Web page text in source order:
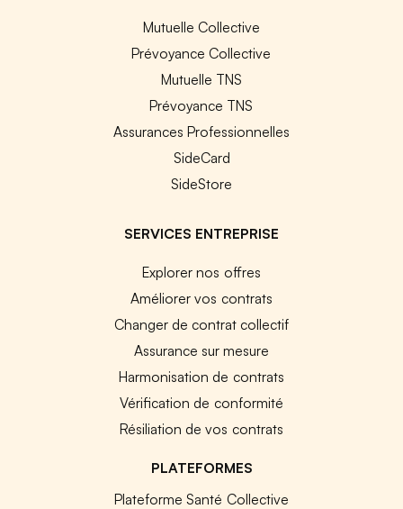
Mutuelle Collective
Prévoyance Collective
Mutuelle TNS
Prévoyance TNS
Assurances Professionnelles
SideCard
SideStore
SERVICES ENTREPRISE
Explorer nos offres
Améliorer vos contrats
Changer de contrat collectif
Assurance sur mesure
Harmonisation de contrats
Vérification de conformité
Résiliation de vos contrats
PLATEFORMES
Plateforme Santé Collective